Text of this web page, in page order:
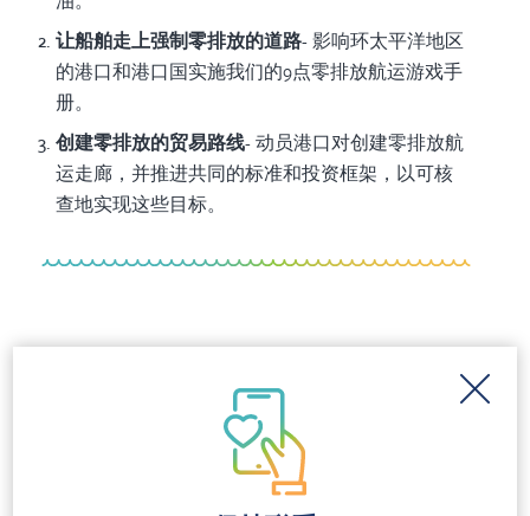
让船舶走上强制零排放的道路- 影响环太平洋地区
的港口和港口国实施我们的9点零排放航运游戏手
册。
创建零排放的贸易路线- 动员港口对创建零排放航
运走廊，并推进共同的标准和投资框架，以可核
查地实现这些目标。
City leaders introduce historic
ordinance to protect community